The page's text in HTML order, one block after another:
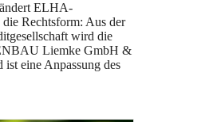
ELHA-
Rechtsform: Aus der
wird die
Liemke GmbH &
eine Anpassung des